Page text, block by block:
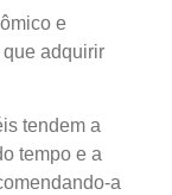
e
que adquirir
tendem a
tempo e a
a